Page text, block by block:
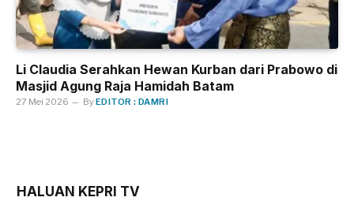
Li Claudia Serahkan Hewan Kurban dari Prabowo di
Masjid Agung Raja Hamidah Batam
27 Mei 2026 ByEDITOR : DAMRI
HALUAN KEPRI TV